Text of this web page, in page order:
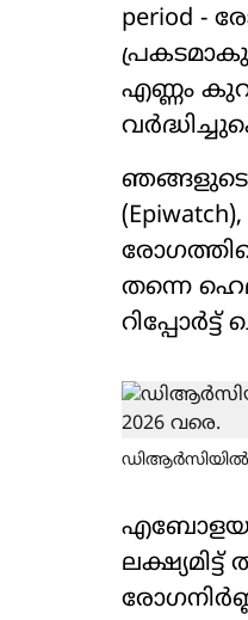
period -
എണ്ണം
ഞങ്ങളുടെ
തന്നെ
റിപ്പോർട്ട്
ഡിആർസിയിൽ